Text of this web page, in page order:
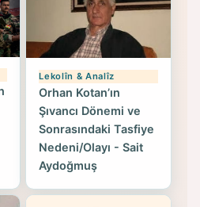
Lekolîn & Analîz
Orhan Kotan’ın
Şıvancı Dönemi ve
Sonrasındaki Tasfiye
Nedeni/Olayı - Sait
Aydoğmuş